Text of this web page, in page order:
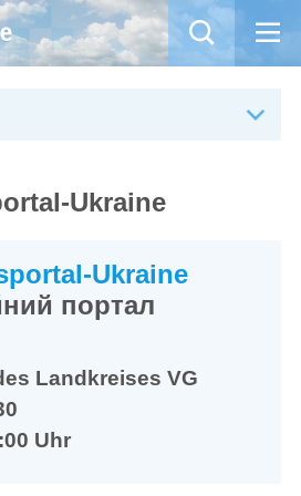
(Uckermark)
Ukraine
Ukraine
портал
Landkreises VG
Uhr